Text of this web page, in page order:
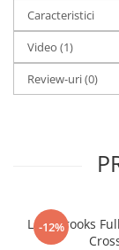
Caracteristici
Video (1)
Review-uri(0)
-12%
Lant Brooks